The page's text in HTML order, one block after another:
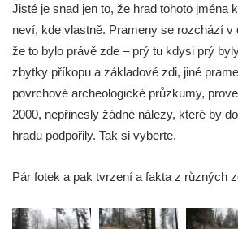
Hrad Levín (u Úštěku)
Hrad Bezděz
Hrad Potštejn
Hrad u Hvězdy
Hrad Čap
Hrad Kumburk
Hrad Klinštejn
Jisté je snad jen to, že hrad tohoto jména
neví, kde vlastně. Prameny se rozchází v
že to bylo právě zde – prý tu kdysi prý
zbytky příkopu a základové zdi, jiné
povrchové archeologické průzkumy,
2000, nepřinesly žádné nálezy, které by
hradu podpořily. Tak si vyberte.
Pár fotek a pak tvrzení a fakta z různých